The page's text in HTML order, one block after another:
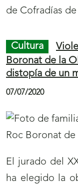
de Cofradías
Cultura
Boronat de la
distopía de un
07/07/2020
El jurado del
ha elegido la